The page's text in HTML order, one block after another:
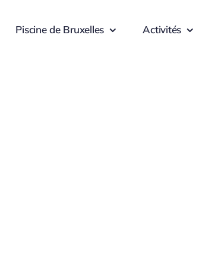
Piscine de Bruxelles Activités